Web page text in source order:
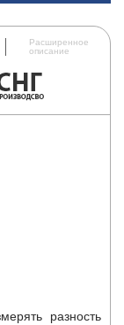
Расширенное
описание
разность